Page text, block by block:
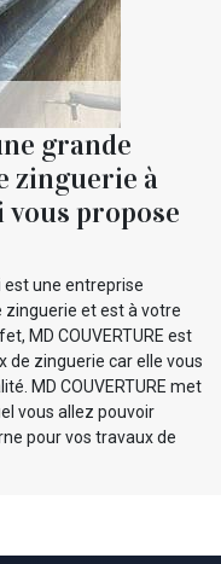
grande
zinguerie à
propose
est une entreprise
zinguerie et est à votre
MD COUVERTURE est
de zinguerie car elle vous
MD COUVERTURE met
vous allez pouvoir
pour vos travaux de